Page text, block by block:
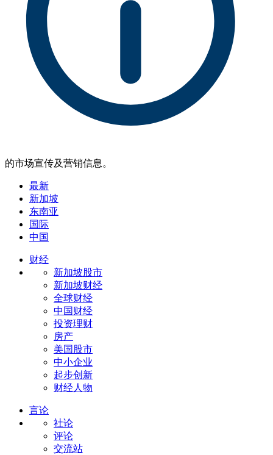
的市场宣传及营销信息。
最新
新加坡
东南亚
国际
中国
财经
新加坡股市
新加坡财经
全球财经
中国财经
投资理财
房产
美国股市
中小企业
起步创新
财经人物
言论
社论
评论
交流站